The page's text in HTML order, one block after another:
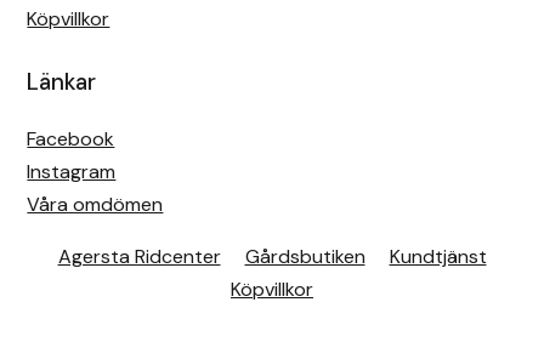
Köpvillkor
Länkar
Facebook
Instagram
Våra omdömen
Agersta Ridcenter Gårdsbutiken
Kundtjänst
Köpvillkor